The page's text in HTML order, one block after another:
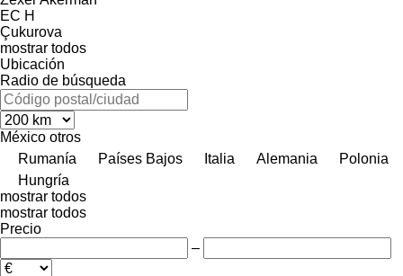
EC H
Çukurova
mostrar todos
Ubicación
Radio de búsqueda
México otros
Rumanía
Países Bajos Italia Alemania
Polonia
Hungría
mostrar todos
mostrar todos
Precio
–